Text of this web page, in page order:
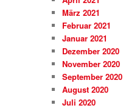
März 2021
Februar 2021
Januar 2021
Dezember 2020
November 2020
September 2020
August 2020
Juli 2020